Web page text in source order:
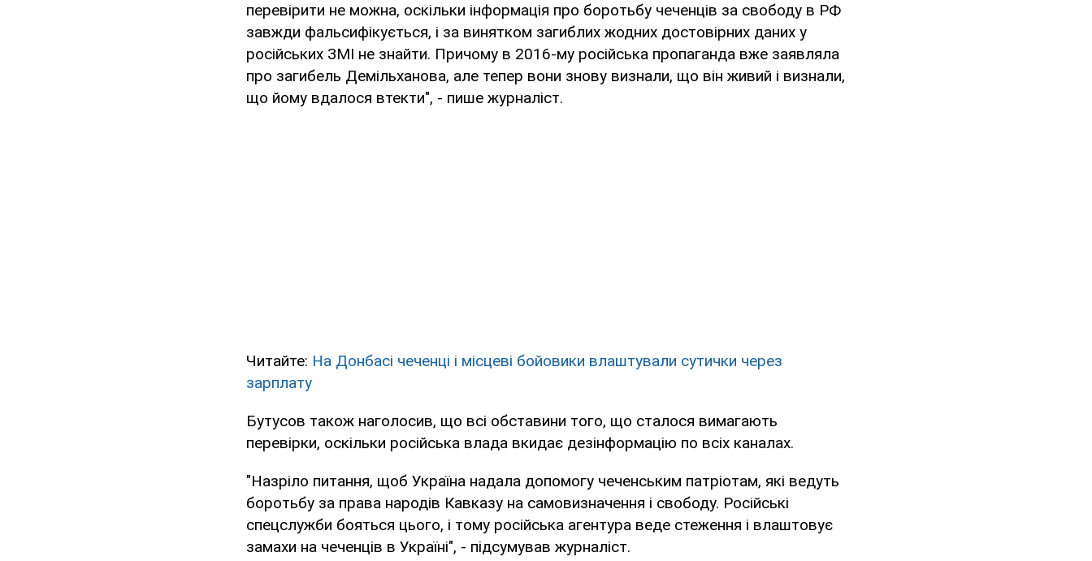
перевірити не можна, оскільки інформація про боротьбу чеченців за свободу в РФ
завжди фальсифікується, і за винятком загиблих жодних достовірних даних у
російських ЗМІ не знайти. Причому в 2016-му російська пропаганда вже заявляла
про загибель Демільханова, але тепер вони знову визнали, що він живий і визнали,
що йому вдалося втекти", - пише журналіст.
Читайте: На Донбасі чеченці і місцеві бойовики влаштували сутички через
зарплату
Бутусов також наголосив, що всі обставини того, що сталося вимагають
перевірки, оскільки російська влада вкидає дезінформацію по всіх каналах.
"Назріло питання, щоб Україна надала допомогу чеченським патріотам, які ведуть
боротьбу за права народів Кавказу на самовизначення і свободу. Російські
спецслужби бояться цього, і тому російська агентура веде стеження і влаштовує
замахи на чеченців в Україні", - підсумував журналіст.